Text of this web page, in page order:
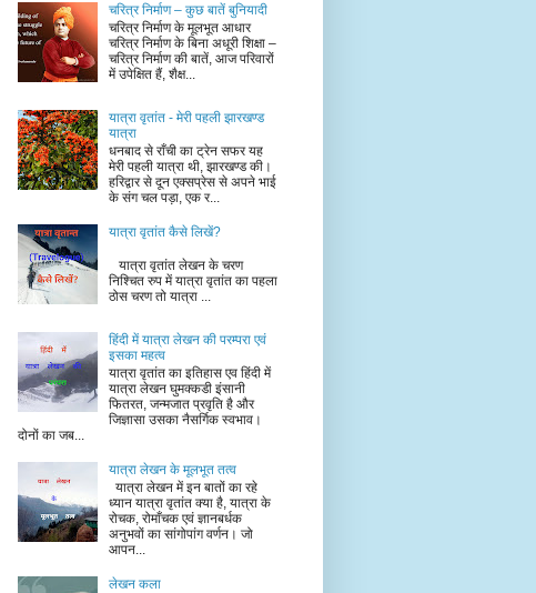
चरित्र निर्माण – कुछ बातें बुनियादी
चरित्र निर्माण के मूलभूत आधार
चरित्र निर्माण के बिना अधूरी शिक्षा –
चरित्र निर्माण की बातें, आज परिवारों
में उपेक्षित हैं, शैक्ष...
यात्रा वृतांत - मेरी पहली झारखण्ड
यात्रा
धनबाद से राँची का ट्रेन सफर यह
मेरी पहली यात्रा थी, झारखण्ड की।
हरिद्वार से दून एक्सप्रेस से अपने भाई
के संग चल पड़ा, एक र...
यात्रा वृतांत कैसे लिखें?
यात्रा वृतांत लेखन के चरण
निश्चित रुप में यात्रा वृतांत का पहला
ठोस चरण तो यात्रा ...
हिंदी में यात्रा लेखन की परम्परा एवं
इसका महत्व
यात्रा वृतांत का इतिहास एव हिंदी में
यात्रा लेखन घुमक्कडी इंसानी
फितरत, जन्मजात प्रवृति है और
जिज्ञासा उसका नैसर्गिक स्वभाव।
दोनों का जब...
यात्रा लेखन के मूलभूत तत्व
यात्रा लेखन में इन बातों का रहे
ध्यान यात्रा वृतांत क्या है, यात्रा के
रोचक, रोमाँचक एवं ज्ञानबर्धक
अनुभवों का सांगोपांग वर्णन। जो
आपन...
लेखन कला